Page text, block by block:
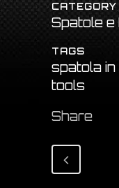
CATEGORY
Spatole e
TAGS
spatola
tools
Share